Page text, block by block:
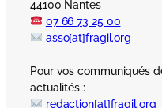
44100 Nantes
07 66 73 25 00
asso[at]fragil.org
Pour vos communiqués
actualités :
redaction[at]fragil.org